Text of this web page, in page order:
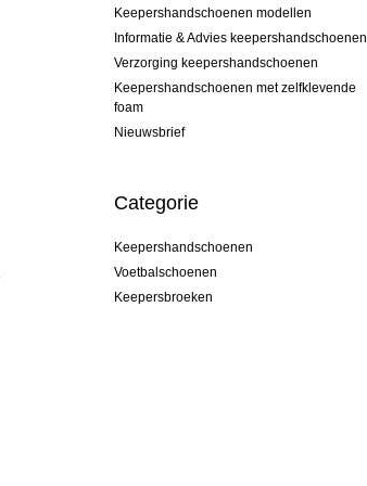
Keepershandschoenen modellen
Informatie & Advies keepershandschoenen
Verzorging keepershandschoenen
Keepershandschoenen met zelfklevende
foam
Nieuwsbrief
Categorie
Keepershandschoenen
Voetbalschoenen
Keepersbroeken